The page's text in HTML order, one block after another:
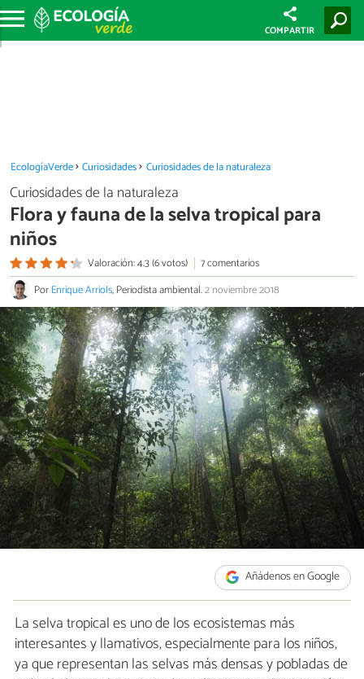
COMPARTIR
EcologíaVerde Curiosidades Curiosidades de la naturaleza
Curiosidades de la naturaleza
Flora y fauna de la selva tropical para
niños
Valoración: 4.3 (6 votos)
7 comentarios
PorEnrique Arriols, Periodista ambiental.2 noviembre 2018
Añádenos en Google
La selva tropical es uno de los ecosistemas más
interesantes y llamativos, especialmente para los niños,
ya que representan las selvas más densas y pobladas de